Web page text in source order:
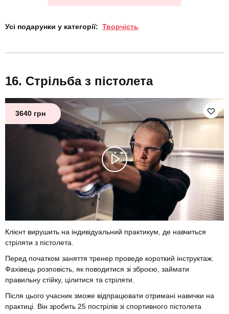
Усі подарунки у категорії: Творчість
Стрільба з пістолета
3640 грн
Клієнт вирушить на індивідуальний практикум, де навчиться
стріляти з пістолета.
Перед початком заняття тренер проведе короткий інструктаж.
Фахівець розповість, як поводитися зі зброєю, займати
правильну стійку, цілитися та стріляти.
Після цього учасник зможе відпрацювати отримані навички на
практиці. Він зробить 25 пострілів зі спортивного пістолета